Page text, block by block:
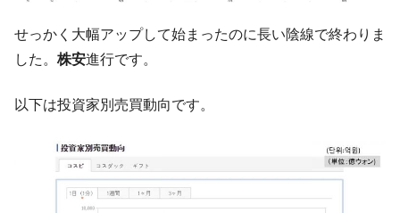
『Money1』
韓国･外為取引量「1日当たり1,214.4億ド
ル」まで拡大 ⇒ 海外資金の動きに強く左右される状態
『Money1』
韓国･帰ってきた李在明。李在明を支持しな
い「50.5％」に上昇
『Money1』
韓国大統領府ボンクラ政策室長が告発され
た ⇒ 国家が行った恐るべき株価操作であり、空前の国政壟
せっかく大幅アップして始まったのに長い陰線で終わりま
した。 株安進行です。
以下は投資家別売買動向です。